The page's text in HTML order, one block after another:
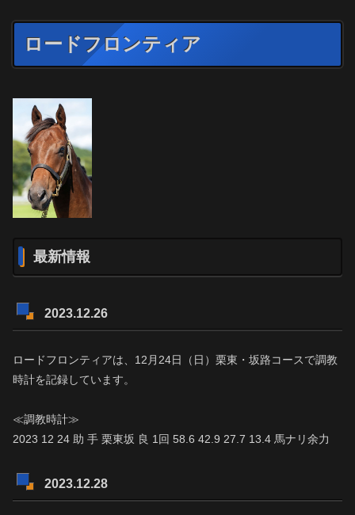
ロードフロンティア
最新情報
2023.12.26
ロードフロンティアは、12月24日（日）栗東・坂路コースで調教
時計を記録しています。
≪調教時計≫
2023 12 24 助 手 栗東坂 良 1回 58.6 42.9 27.7 13.4 馬ナリ余力
2023.12.28